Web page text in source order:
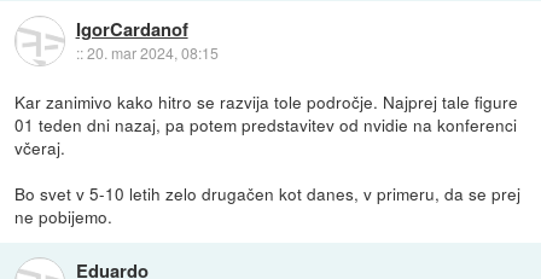
IgorCardanof
::20. mar 2024, 08:15
Kar zanimivo kako hitro se razvija tole področje. Najprej tale figure
01 teden dni nazaj, pa potem predstavitev od nvidie na konferenci
včeraj.
Bo svet v 5-10 letih zelo drugačen kot danes, v primeru, da se prej
ne pobijemo.
Eduardo